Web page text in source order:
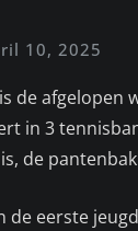
10, 2025
de afgelopen
in 3
de
de eerste